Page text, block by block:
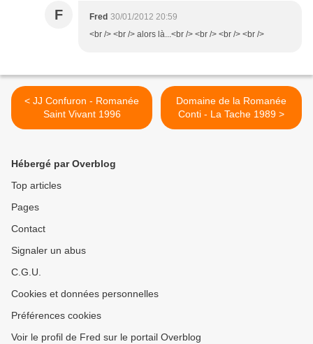
F Fred 30/01/2012 20:59
<br /> <br /> alors là...<br /> <br /> <br /> <br />
< JJ Confuron - Romanée
Saint Vivant 1996
Domaine de la Romanée
Conti - La Tache 1989 >
Hébergé par Overblog
Top articles
Pages
Contact
Signaler un abus
C.G.U.
Cookies et données personnelles
Préférences cookies
Voir le profil de Fred sur le portail Overblog